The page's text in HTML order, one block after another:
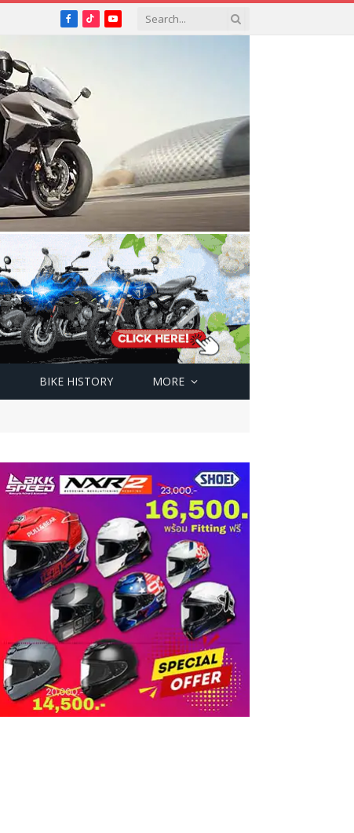
Facebook
TikTokYouTube
BIKE HISTORY MORE